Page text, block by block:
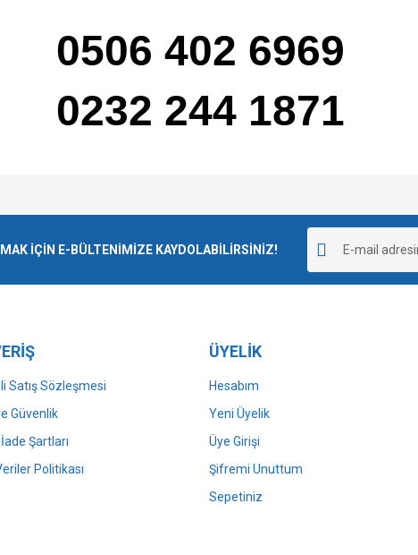
0506 402 6969
0232 244 1871
Gönder
İÇİN E-BÜLTENİMİZE KAYDOLABİLİRSİNİZ!
Satış Sözleşmesi
Güvenlik
Şartları
Politikası
ÜYELİK
Hesabım
Yeni Üyelik
Üye Girişi
Şifremi Unuttum
Sepetiniz